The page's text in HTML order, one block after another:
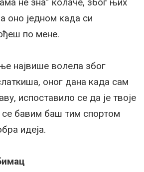
не зна” колаче, због њих
оно једном када си
по мене.
највише волела због
оног дана када сам
испоставило се да је твоје
бавим баш тим спортом
идеја.